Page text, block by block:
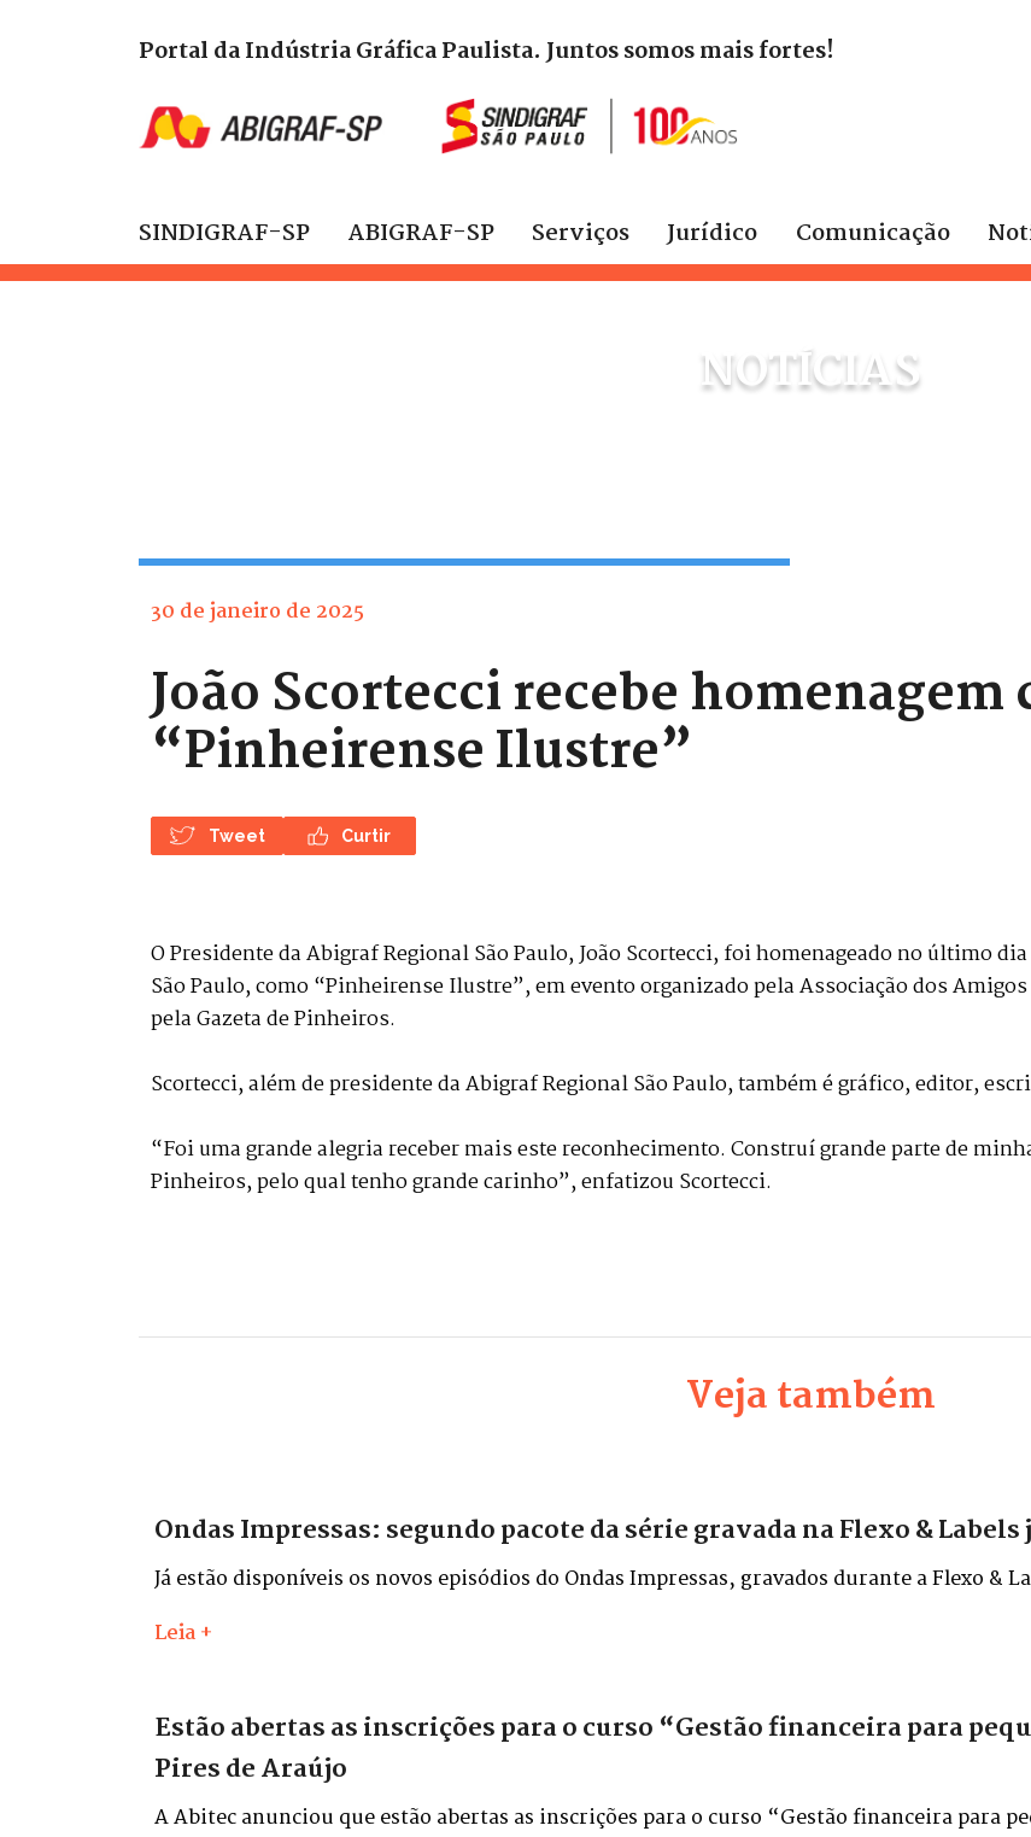
Portal da Indústria Gráfica Paulista. Juntos somos mais fortes!
SINDIGRAF-SP ABIGRAF-SP Serviços Jurídico Comunicação
NOTÍCIAS
30 de janeiro de 2025
João Scortecci recebe homenagem
“Pinheirense Ilustre”
Tweet Curtir
O Presidente da Abigraf Regional São Paulo, João Scortecci, foi homenageado no último
São Paulo, como “Pinheirense Ilustre”, em evento organizado pela Associação dos
pela Gazeta de Pinheiros.
Scortecci, além de presidente da Abigraf Regional São Paulo, também é gráfico, editor,
“Foi uma grande alegria receber mais este reconhecimento. Construí grande parte de
Pinheiros, pelo qual tenho grande carinho”, enfatizou Scortecci.
Veja também
Ondas Impressas: segundo pacote da série gravada na Flexo & Labels
Já estão disponíveis os novos episódios do Ondas Impressas, gravados durante a Flexo &
Leia +
Estão abertas as inscrições para o curso “Gestão financeira para
Pires de Araújo
A Abitec anunciou que estão abertas as inscrições para o curso “Gestão financeira para